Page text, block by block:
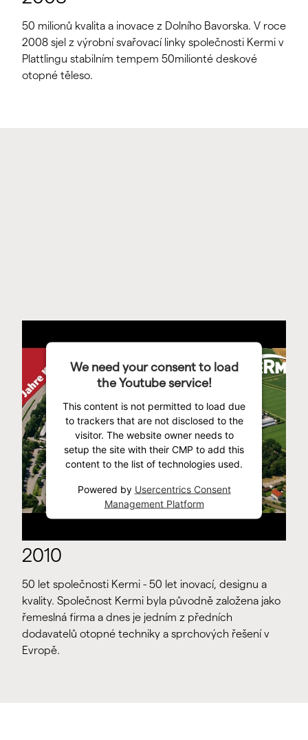
50 milionů kvalita a inovace z Dolního Bavorska. V roce
2008 sjel z výrobní svařovací linky společnosti Kermi v
Plattlingu stabilním tempem 50milionté deskové
otopné těleso.
2010
50 let společnosti Kermi - 50 let inovací, designu a
kvality. Společnost Kermi byla původně založena jako
řemeslná firma a dnes je jedním z předních
dodavatelů otopné techniky a sprchových řešení v
Evropě.
We need your consent to load
the Youtube service!
This content is not permitted to load due
to trackers that are not disclosed to the
visitor. The website owner needs to
setup the site with their CMP to add this
content to the list of technologies used.
Powered by Usercentrics Consent
Management Platform